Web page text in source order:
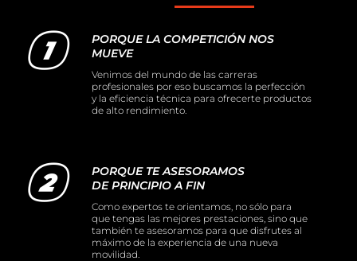
PORQUE LA COMPETICIÓN NOS
MUEVE
Venimos del mundo de las carreras
profesionales por eso buscamos la perfección
y la eficiencia técnica para ofrecerte productos
de alto rendimiento.
PORQUE TE ASESORAMOS
DE PRINCIPIO A FIN
Como expertos te orientamos, no sólo para
que tengas las mejores prestaciones, sino que
también te asesoramos para que disfrutes al
máximo de la experiencia de una nueva
movilidad.